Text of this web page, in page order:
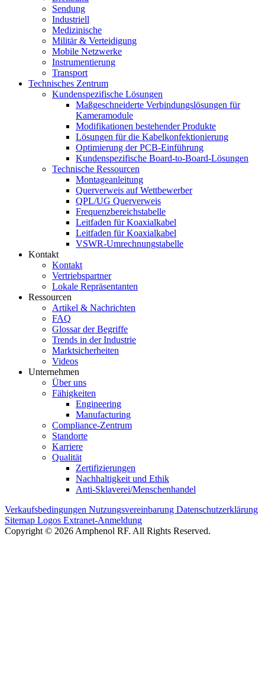
Sendung
Industriell
Medizinische
Militär & Verteidigung
Mobile Netzwerke
Instrumentierung
Transport
Technisches Zentrum
Kundenspezifische Lösungen
Maßgeschneiderte Verbindungslösungen für
Kameramodule
Modifikationen bestehender Produkte
Lösungen für die Kabelkonfektionierung
Optimierung der PCB-Einführung
Kundenspezifische Board-to-Board-Lösungen
Technische Ressourcen
Montageanleitung
Querverweis auf Wettbewerber
QPL/UG Querverweis
Frequenzbereichstabelle
Leitfaden für Koaxialkabel
Leitfaden für Koaxialkabel
VSWR-Umrechnungstabelle
Kontakt
Kontakt
Vertriebspartner
Lokale Repräsentanten
Ressourcen
Artikel & Nachrichten
FAQ
Glossar der Begriffe
Trends in der Industrie
Marktsicherheiten
Videos
Unternehmen
Über uns
Fähigkeiten
Engineering
Manufacturing
Compliance-Zentrum
Standorte
Karriere
Qualität
Zertifizierungen
Nachhaltigkeit und Ethik
Anti-Sklaverei/Menschenhandel
Verkaufsbedingungen Nutzungsvereinbarung Datenschutzerklärung
Sitemap Logos Extranet-Anmeldung
Copyright © 2026 Amphenol RF. All Rights Reserved.